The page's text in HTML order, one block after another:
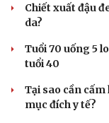
Du lịch
Tư vấn
Săn Tour
check-in
Chiết xuất đậu
da?
Tuổi 70 uống 5
tuổi 40
Tại sao cần
mục đích y tế?